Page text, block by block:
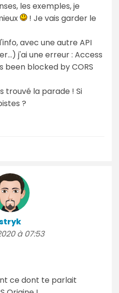
les exemples, je
! Je vais garder le
avec une autre API
j'ai une erreur : Access
been blocked by CORS
trouvé la parade ! Si
?
à 07:53
ce dont te parlait